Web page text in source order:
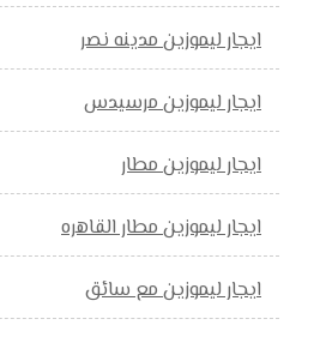
ايجار ليموزين مدينه نصر
ايجار ليموزين مرسيدس
ايجار ليموزين مطار
ايجار ليموزين مطار القاهره
ايجار ليموزين مع سائق